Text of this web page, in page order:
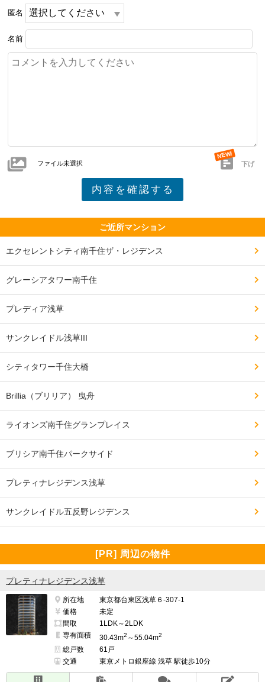
匿名
名前
ファイル未選択 下げ
ご近所マンション
エクセレントシティ南千住ザ・レジデンス
グレーシアタワー南千住
プレディア浅草
サンクレイドル浅草III
シティタワー千住大橋
Brillia（ブリリア） 曳舟
ライオンズ南千住グランプレイス
ブリシア南千住パークサイド
プレティナレジデンス浅草
サンクレイドル五反野レジデンス
[PR] 周辺の物件
プレティナレジデンス浅草
所在地
東京都台東区浅草６-307-1
価格
未定
間取
1LDK～2LDK
専有面積
30.43m2 ～55.04m2
総戸数
61戸
交通
東京メトロ銀座線 浅草 駅徒歩10分